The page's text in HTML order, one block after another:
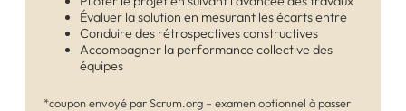
Évaluer la solution en mesurant les écarts entre
Conduire des rétrospectives constructives
Accompagner la performance collective des
équipes
*coupon envoyé par Scrum.org – examen optionnel à passer